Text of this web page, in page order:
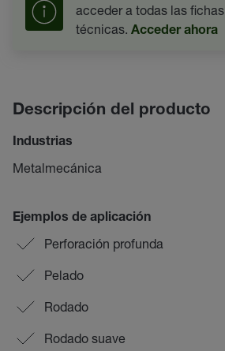
acceder a todas las fichas
técnicas. Acceder ahora
Descripción del producto
Industrias
Metalmecánica
Ejemplos de aplicación
Perforación profunda
Pelado
Rodado
Rodado suave